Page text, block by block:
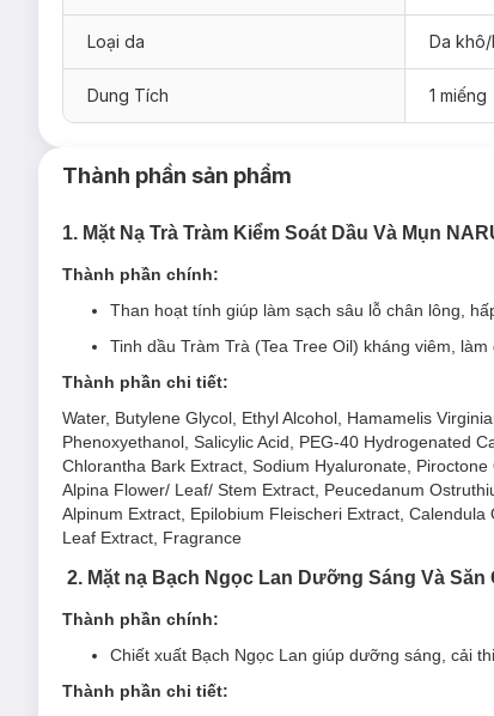
Mặt Nạ Naruko Tea Tree Shine Control and
Da mụn.
Dầu thừa - lỗ chân lông to .
Ưu thế nổi bật của Mặt Nạ Naruko Tea Tree
Than hoạt tính
giúp làm sạch sâu lỗ chân lông,
Loại da Da
Dung Tích 1 miếng
Thành phần sản phẩm
1. Mặt Nạ Trà Tràm Kiểm Soát Dầu Và Mụn
Thành phần chính:
Than hoạt tính giúp làm sạch sâu lỗ chân lông,
Tinh dầu Tràm Trà (Tea Tree Oil) kháng viêm,
Thành phần chi tiết:
Water, Butylene Glycol, Ethyl Alcohol, Hamamelis
Phenoxyethanol, Salicylic Acid, PEG-40 Hydrogenated
Chlorantha Bark Extract, Sodium Hyaluronate,
Alpina Flower/ Leaf/ Stem Extract, Peucedanum
Alpinum Extract, Epilobium Fleischeri Extract,
Leaf Extract, Fragrance
2. Mặt nạ Bạch Ngọc Lan Dưỡng Sáng Và Săn
Thành phần chính:
Chiết xuất Bạch Ngọc Lan giúp dưỡng sáng, cải
Thành phần chi tiết: